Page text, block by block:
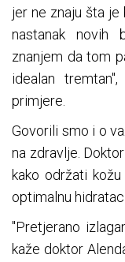
jer ne znaju šta
nastanak novih
znanjem da tom
idealan
primjere.
Govorili smo i o
na zdravlje.
kako održati
optimalnu
"Pretjerano
kaže doktor